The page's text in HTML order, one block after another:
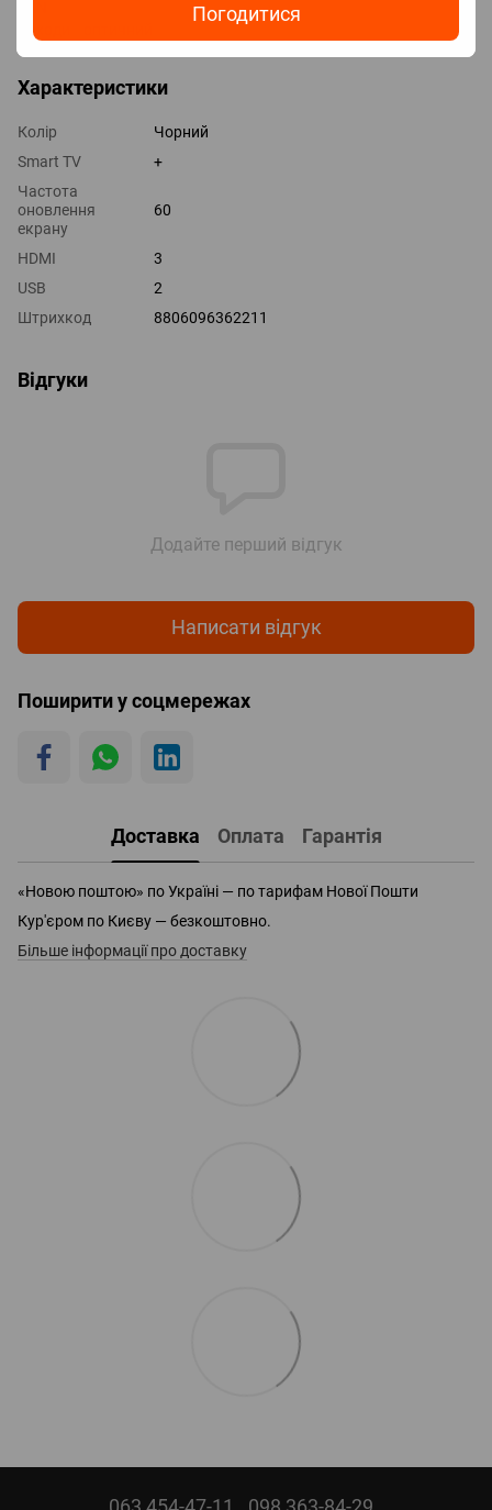
Погодитися
Виходи оптичний
Характеристики
Колір
Чорний
Smart TV
+
Частота
оновлення
екрану
60
HDMI
3
USB
2
Штрихкод
8806096362211
Відгуки
Додайте перший відгук
Написати відгук
Поширити у соцмережах
Доставка Оплата Гарантія
«Новою поштою» по Україні — по тарифам Нової Пошти
Кур'єром по Києву — безкоштовно.
Більше інформації про доставку